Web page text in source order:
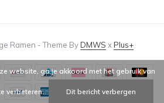
Ramen - Theme ByDMWS xPlus+
website, ga je akkoord met het gebruik van
verbeteren. Dit bericht verbergen